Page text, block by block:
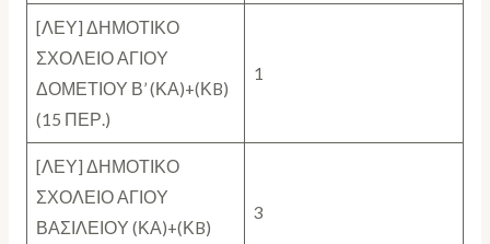
[ΛΕΥ] ΔΗΜΟΤΙΚΟ
ΣΧΟΛΕΙΟ ΑΓΙΟΥ
ΔΟΜΕΤΙΟΥ Β’ (ΚΑ)+(ΚB)
(15 ΠΕΡ.)
1
[ΛΕΥ] ΔΗΜΟΤΙΚΟ
ΣΧΟΛΕΙΟ ΑΓΙΟΥ
ΒΑΣΙΛΕΙΟΥ (ΚΑ)+(ΚB)
3